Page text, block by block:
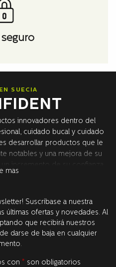
seguro
SUECIA
innovadores dentro del
cuidado bucal y cuidado
desarrollar productos que le
notables y una mejora de su
incremento de su confianza.
desarrollo de producto tiene
socios de investigación de
Todos los productos son
por dentistas.
mas
Suscríbase a nuestra
últimas ofertas y novedades. Al
que recibirá nuestros
darse de baja en cualquier
con * son obligatorios